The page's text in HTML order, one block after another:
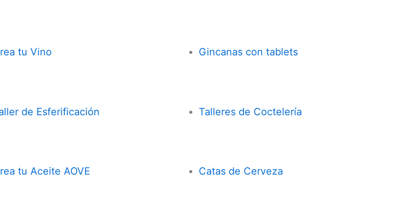
tu Vino Gincanas con tablets
de Esferificación Talleres de Coctelería
tu Aceite AOVE Catas de Cerveza